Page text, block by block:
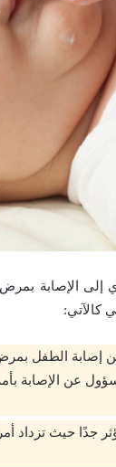
الإصابة بمرض
كالآتي:
إصابة الطفل بمرض
عن الإصابة
جدًا حيث تزداد